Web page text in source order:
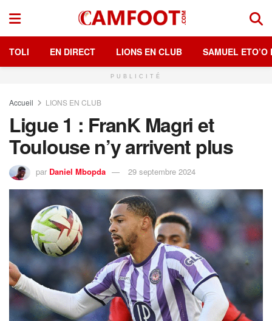
TOLI EN DIRECT LIONS EN CLUB SAMUEL ETO’O
PUBLICITÉ
Accueil LIONS EN CLUB
Ligue 1 : FranK Magri et
Toulouse n’y arrivent plus
par Daniel Mbopda 29 septembre 2024